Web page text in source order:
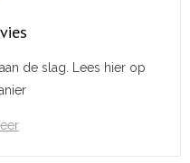
de slag. Lees hier op